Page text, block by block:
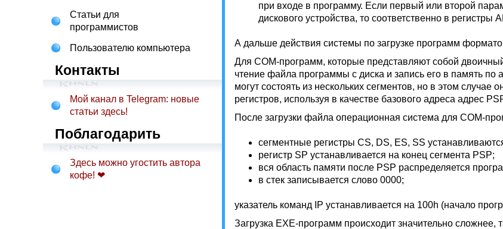
Статьи для
программистов
Пользователю компьютера
Контакты
Мой канал в Telegram: новые
статьи здесь!
Поблагодарить
Здесь можно угостить автора
кофе! ❤
при входе в программу. Если первый или второй
дискового устройства, то соответственно в регистры
А дальше действия системы по загрузке программ
Для COM-программ, которые представляют собой
чтение файла программы с диска и запись его в память
могут состоять из нескольких сегментов, но в этом
регистров, используя в качестве базового адреса адрес
После загрузки файла операционная система для COM-
сегментные регистры CS, DS, ES, SS
регистр SP устанавливается на конец сегмента PSP;
вся область памяти после PSP распределяется
в стек записывается слово 0000;
указатель команд IP устанавливается на 100h (начало
Загрузка EXE-программ происходит значительно сложнее,